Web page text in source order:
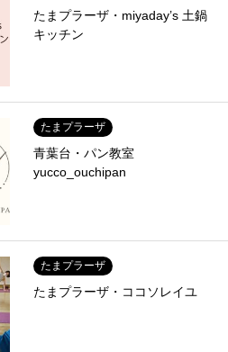
たまプラーザ・miyaday’s 土鍋
キッチン
たまプラーザ
青葉台・パン教室
yucco_ouchipan
たまプラーザ
たまプラーザ・ココソレイユ